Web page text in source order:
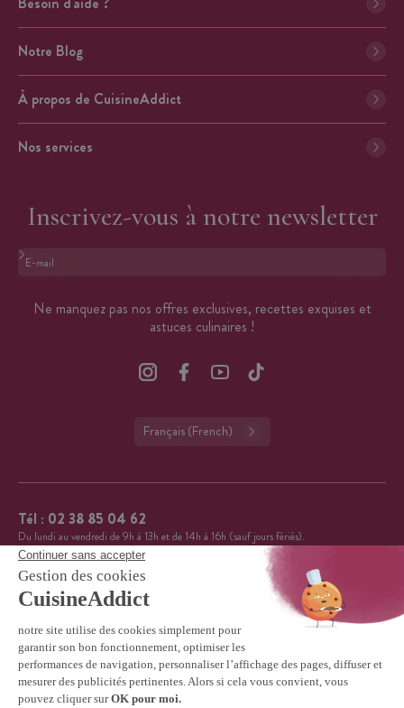
Notre Blog
À propos de CuisineAddict
Nos services
Inscrivez-vous à notre newsletter
Format : adresse@email.com
Ne manquez pas nos offres exclusives, recettes exquises et
astuces culinaires !
Français (French)
Tél : 02 38 85 04 62
Du lundi au vendredi de 9h à 13h et de 14h à 16h (sauf jours fériés).
4.7
CuisineAddict affiche une note de 4,7 sur 5 grâce à plus
de 3 700 avis authentiques. Merci pour votre fidélité.
VOIR TOUS LES AVIS